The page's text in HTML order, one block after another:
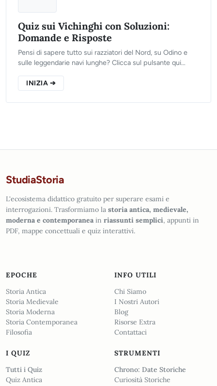
Quiz sui Vichinghi con Soluzioni:
Domande e Risposte
Pensi di sapere tutto sui razziatori del Nord, su Odino e
sulle leggendarie navi lunghe? Clicca sul pulsante qui
sei degno di entrare nel Valhalla!
INIZIA ➔
StudiaStoria
L'ecosistema didattico gratuito per superare esami e
interrogazioni. Trasformiamo la storia antica, medievale,
moderna e contemporanea in riassunti semplici, appunti in
PDF, mappe concettuali e quiz interattivi.
EPOCHE
Storia Antica
Storia Medievale
Storia Moderna
Storia Contemporanea
Filosofia
I QUIZ
Tutti i Quiz
Quiz Antica
STRUMENTI
Chrono: Date Storiche
Curiosità Storiche
INFO UTILI
Chi Siamo
I Nostri Autori
Blog
Risorse Extra
Contattaci